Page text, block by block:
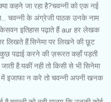
कहने जा रहा है?चवन्नी को एक नई
चवन्नी के अंग्रेजी पाठक उनके नाम
केसवन इतिहास पढ़ाते हैं aur हर लेखक
लिखते हैं.सिनेमा पर लिखने की छूट
पढाई करने की ज़रूरत कहाँ पड़ती
है.यकीं नही तो किसी से भी सिनेमा
इजाफा न करे तो चवन्नी अपनी खनक